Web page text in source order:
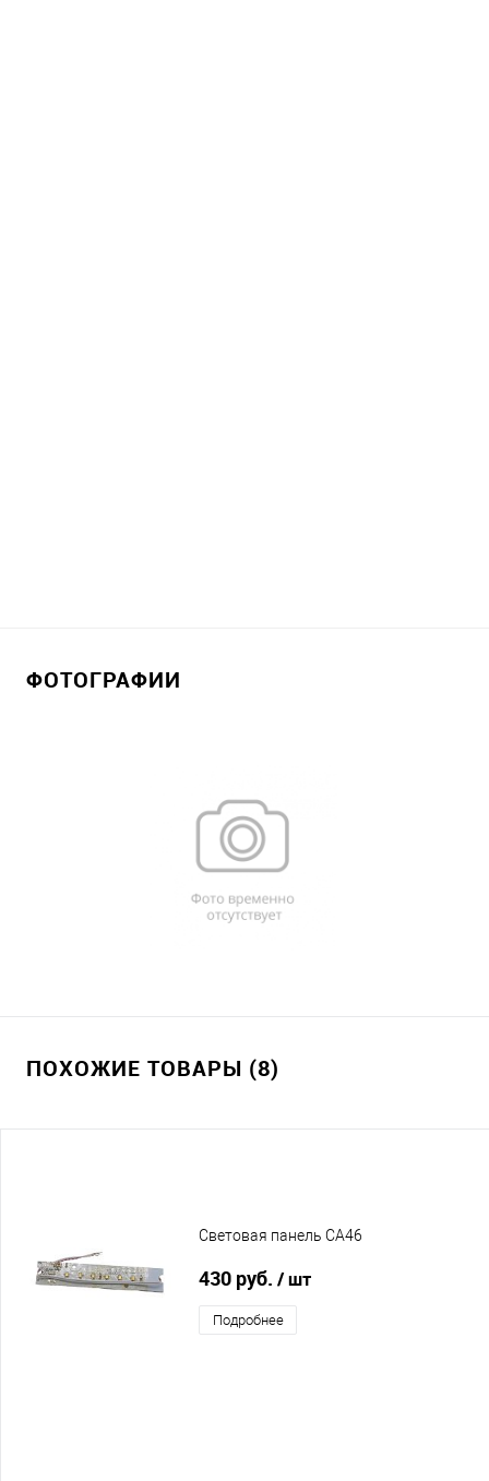
ФОТОГРАФИИ
ПОХОЖИЕ ТОВАРЫ (8)
Световая панель CA46
430 руб. / шт
Подробнее